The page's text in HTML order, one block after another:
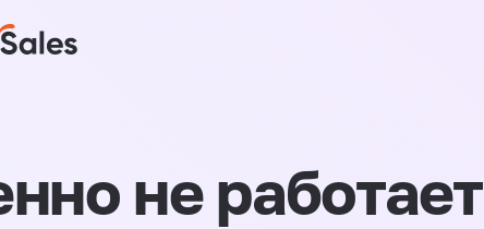
не работает